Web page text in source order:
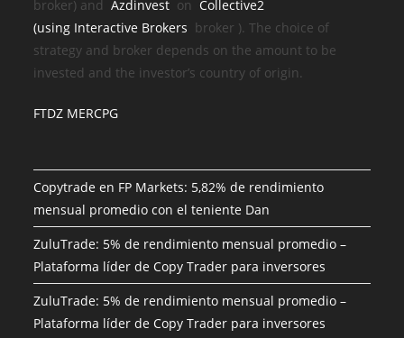
broker) andAzdinvest onCollective2
(using Interactive Brokers broker ). The choice of
strategy and broker depends on the amount to be
invested and the investor’s country of origin.
FTDZ MERCPG
Copytrade en FP Markets: 5,82% de rendimiento
mensual promedio con el teniente Dan
ZuluTrade: 5% de rendimiento mensual promedio –
Plataforma líder de Copy Trader para inversores
ZuluTrade: 5% de rendimiento mensual promedio –
Plataforma líder de Copy Trader para inversores